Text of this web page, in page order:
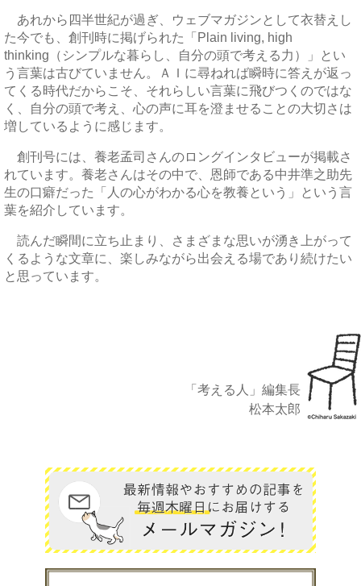
あれから四半世紀が過ぎ、ウェブマガジンとして衣替えし
た今でも、創刊時に掲げられた「Plain living, high
thinking（シンプルな暮らし、自分の頭で考える力）」とい
う言葉は古びていません。ＡＩに尋ねれば瞬時に答えが返っ
てくる時代だからこそ、それらしい言葉に飛びつくのではな
く、自分の頭で考え、心の声に耳を澄ませることの大切さは
増しているように感じます。
創刊号には、養老孟司さんのロングインタビューが掲載さ
れています。養老さんはその中で、恩師である中井準之助先
生の口癖だった「人の心がわかる心を教養という」という言
葉を紹介しています。
読んだ瞬間に立ち止まり、さまざまな思いが湧き上がって
くるような文章に、楽しみながら出会える場であり続けたい
と思っています。
「考える人」編集長
松本太郎